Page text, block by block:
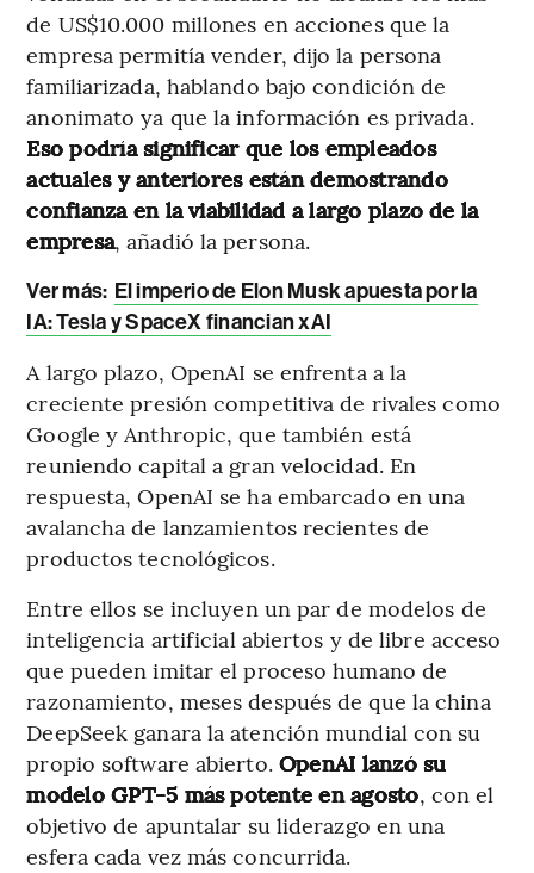
de US$10.000 millones en acciones que la
empresa permitía vender, dijo la persona
familiarizada, hablando bajo condición de
anonimato ya que la información es privada.
Eso podría significar que los empleados
actuales y anteriores están demostrando
confianza en la viabilidad a largo plazo de la
empresa, añadió la persona.
Ver más: El imperio de Elon Musk apuesta por la
IA: Tesla y SpaceX financian xAI
A largo plazo, OpenAI se enfrenta a la
creciente presión competitiva de rivales como
Google y Anthropic, que también está
reuniendo capital a gran velocidad. En
respuesta, OpenAI se ha embarcado en una
avalancha de lanzamientos recientes de
productos tecnológicos.
Entre ellos se incluyen un par de modelos de
inteligencia artificial abiertos y de libre acceso
que pueden imitar el proceso humano de
razonamiento, meses después de que la china
DeepSeek ganara la atención mundial con su
propio software abierto. OpenAI lanzó su
modelo GPT-5 más potente en agosto, con el
objetivo de apuntalar su liderazgo en una
esfera cada vez más concurrida.